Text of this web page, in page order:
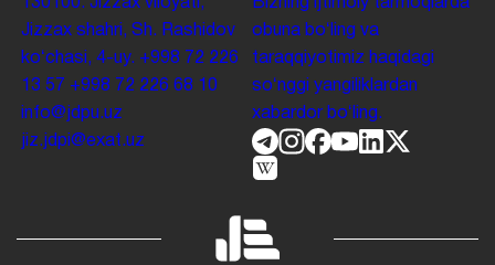
130100. Jizzax viloyati,
Jizzax shahri, Sh. Rashidov
koʻchasi, 4-uy. +998 72 226
13 57 +998 72 226 68 10
info@jdpu.uz
jiz.jdpi@exat.uz
Bizning ijtimoiy tarmoqlarda
obuna boʻling va
taraqqiyotimiz haqidagi
soʻnggi yangiliklardan
xabardor boʻling.